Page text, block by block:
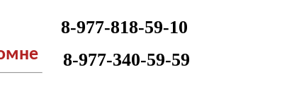
8-977-818-59-10
8-977-340-59-59